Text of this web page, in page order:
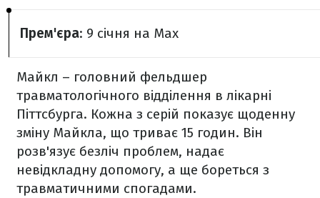
Прем'єра: 9 січня на Max
Майкл – головний фельдшер
травматологічного відділення в лікарні
Піттсбурга. Кожна з серій показує щоденну
зміну Майкла, що триває 15 годин. Він
розв'язує безліч проблем, надає
невідкладну допомогу, а ще бореться з
травматичними спогадами.